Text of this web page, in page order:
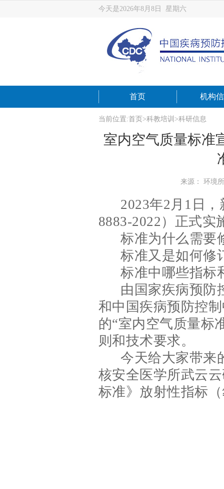
今天是2026年8月8日 星期六
首页 机构
当前位置:首页 >科教培训 >科研信息
室内空气质量标准
来源： 环境
2023年2月1日
8883-2022）正式实
标准为什么需要
标准又是如何修
标准中哪些指标
由国家疾病预防
和中国疾病预防控
的“室内空气质量标
则和技术要求。
今天给大家带来
核安全医学所武云
标准》放射性指标